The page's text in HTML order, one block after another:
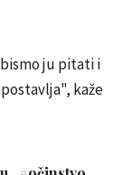
ju pitati i
kaže